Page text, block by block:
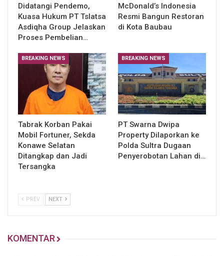
Didatangi Pendemo,
Kuasa Hukum PT Tslatsa
Asdiqha Group Jelaskan
Proses Pembelian…
McDonald’s Indonesia
Resmi Bangun Restoran
di Kota Baubau
BREAKING NEWS
Tabrak Korban Pakai
Mobil Fortuner, Sekda
Konawe Selatan
Ditangkap dan Jadi
Tersangka
BREAKING NEWS
PT Swarna Dwipa
Property Dilaporkan ke
Polda Sultra Dugaan
Penyerobotan Lahan di…
PREV NEXT
KOMENTAR